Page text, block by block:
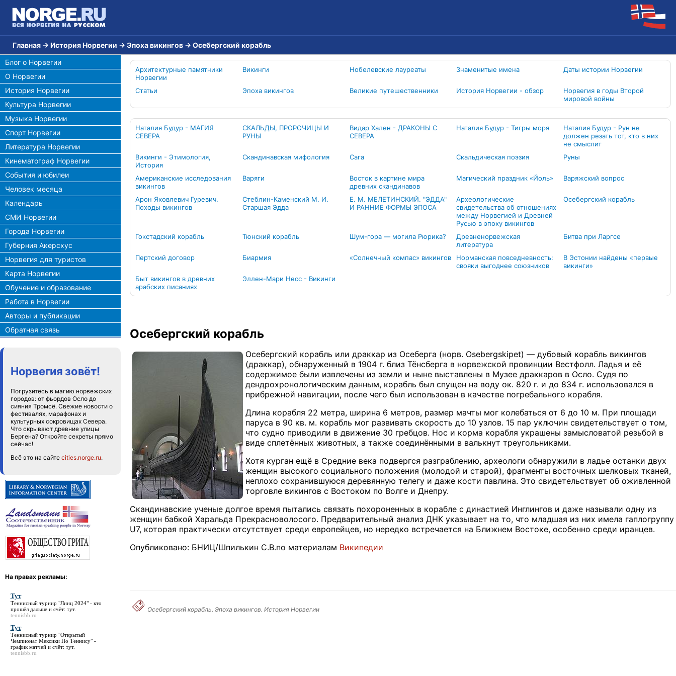
Главная → История Норвегии → Эпоха викингов → Осебергский корабль
Блог о Норвегии
О Норвегии
История Норвегии
Культура Норвегии
Музыка Норвегии
Спорт Норвегии
Литература Норвегии
Кинематограф Норвегии
События и юбилеи
Человек месяца
Календарь
СМИ Норвегии
Города Норвегии
Губерния Акерсхус
Норвегия для туристов
Карта Норвегии
Обучение и образование
Работа в Норвегии
Авторы и публикации
Обратная связь
Норвегия зовёт!
Погрузитесь в магию норвежских
городов: от фьордов Осло до
сияния Тромсё. Свежие новости о
фестивалях, марафонах и
культурных сокровищах Севера.
Что скрывают древние улицы
Бергена? Откройте секреты прямо
сейчас!
Всё это на сайте cities.norge.ru.
На правах рекламы:
Тут
Теннисный турнир "Линц 2024" - кто
прошёл дальше и счёт: тут.
tennisbb.ru
Тут
Теннисный турнир "Открытый
Чемпионат Мексики По Теннису" -
график матчей и счёт: тут.
tennisbb.ru
Архитектурные памятники
Норвегии
Викинги Нобелевские лауреаты Знаменитые имена Даты истории Норвегии
Статьи Эпоха викингов Великие путешественники История Норвегии - обзор
Норвегия в годы Второй
мировой войны
Наталия Будур - МАГИЯ
СЕВЕРА
СКАЛЬДЫ, ПРОРОЧИЦЫ И
РУНЫ
Видар Хален - ДРАКОНЫ С
СЕВЕРА
Наталия Будур - Тигры моря
Наталия Будур - Рун не
должен резать тот, кто в них
не смыслит
Викинги - Этимология,
История
Скандинавская мифология Сага Скальдическая поэзия Руны
Американские исследования
викингов
Варяги
Восток в картине мира
древних скандинавов
Магический праздник «Йоль» Варяжский вопрос
Арон Яковлевич Гуревич.
Походы викингов
Стеблин-Каменский М. И.
Старшая Эдда
Е. М. МЕЛЕТИНСКИЙ. "ЭДДА"
И РАННИЕ ФОРМЫ ЭПОСА
Археологические
свидетельства об отношениях
между Норвегией и Древней
Русью в эпоху викингов
Осебергский корабль
Гокстадский корабль Тюнский корабль Шум-гора — могила Рюрика?
Древненорвежская
литература
Битва при Ларгсе
Пертский договор Биармия «Солнечный компас» викингов
Норманская повседневность:
свояки выгоднее союзников
В Эстонии найдены «первые
викинги»
Быт викингов в древних
арабских писаниях
Эллен-Мари Несс - Викинги
Осебергский корабль
Осебергский корабль или драккар из Осеберга (норв. Osebergskipet) — дубовый корабль викингов
(драккар), обнаруженный в 1904 г. близ Тёнсберга в норвежской провинции Вестфолл. Ладья и её
содержимое были извлечены из земли и ныне выставлены в Музее драккаров в Осло. Судя по
дендрохронологическим данным, корабль был спущен на воду ок. 820 г. и до 834 г. использовался в
прибрежной навигации, после чего был использован в качестве погребального корабля.
Длина корабля 22 метра, ширина 6 метров, размер мачты мог колебаться от 6 до 10 м. При площади
паруса в 90 кв. м. корабль мог развивать скорость до 10 узлов. 15 пар уключин свидетельствует о том,
что судно приводили в движение 30 гребцов. Нос и корма корабля украшены замысловатой резьбой в
виде сплетённых животных, а также соединёнными в валькнут треугольниками.
Хотя курган ещё в Средние века подвергся разграблению, археологи обнаружили в ладье останки двух
женщин высокого социального положения (молодой и старой), фрагменты восточных шелковых тканей,
неплохо сохранившуюся деревянную телегу и даже кости павлина. Это свидетельствует об оживленной
торговле викингов с Востоком по Волге и Днепру.
Скандинавские ученые долгое время пытались связать похороненных в корабле с династией Инглингов и даже называли одну из
женщин бабкой Харальда Прекрасноволосого. Предварительный анализ ДНК указывает на то, что младшая из них имела гаплогруппу
U7, которая практически отсутствует среди европейцев, но нередко встречается на Ближнем Востоке, особенно среди иранцев.
Опубликовано: БНИЦ/Шпилькин С.В.по материалам Википедии
Осебергский корабль. Эпоха викингов. История Норвегии